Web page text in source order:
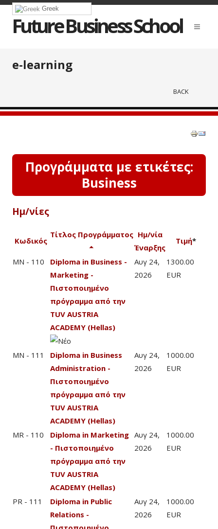
Greek
Future Business School
e-learning
BACK
Προγράμματα με ετικέτες:
Business
Ημ/νίες
Κωδικός
Τίτλος Προγράμματος Ημ/νία
Έναρξης
Τιμή*
MN - 110
Diploma in Business -
Marketing -
Πιστοποιημένο
πρόγραμμα από την
TUV AUSTRIA
ACADEMY (Hellas)
Αυγ 24,
2026
1300.00
EUR
MN - 111
Diploma in Business
Administration -
Πιστοποιημένο
πρόγραμμα από την
TUV AUSTRIA
ACADEMY (Hellas)
Αυγ 24,
2026
1000.00
EUR
MR - 110
Diploma in Marketing
- Πιστοποιημένο
πρόγραμμα από την
TUV AUSTRIA
ACADEMY (Hellas)
Αυγ 24,
2026
1000.00
EUR
PR - 111
Diploma in Public
Relations -
Αυγ 24,
2026
1000.00
EUR